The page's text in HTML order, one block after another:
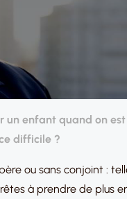
un enfant quand on
difficile ?
ou sans conjoint :
à prendre de plus